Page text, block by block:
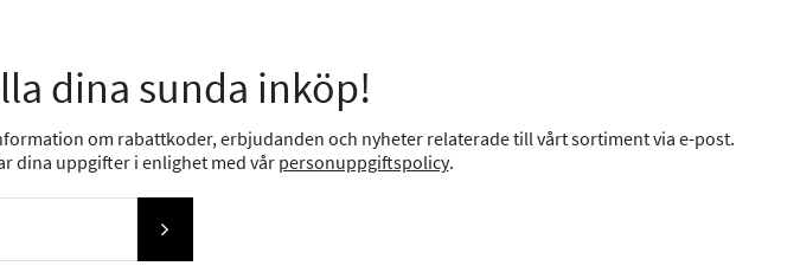
dina sunda inköp!
om rabattkoder, erbjudanden och nyheter relaterade till vårt sortiment via e-post.
dina uppgifter i enlighet med vår personuppgiftspolicy.